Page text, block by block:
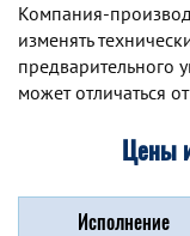
Компания-
изменять
предварительного
может отличаться
Цены
Исполнение